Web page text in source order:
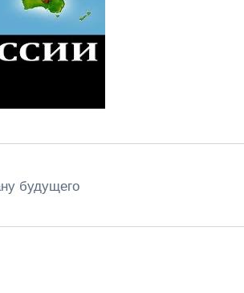
будущего